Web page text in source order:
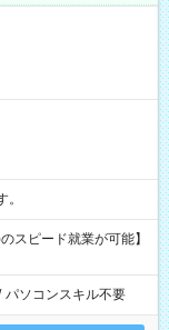
。
スピード就業が可能】
パソコンスキル不要